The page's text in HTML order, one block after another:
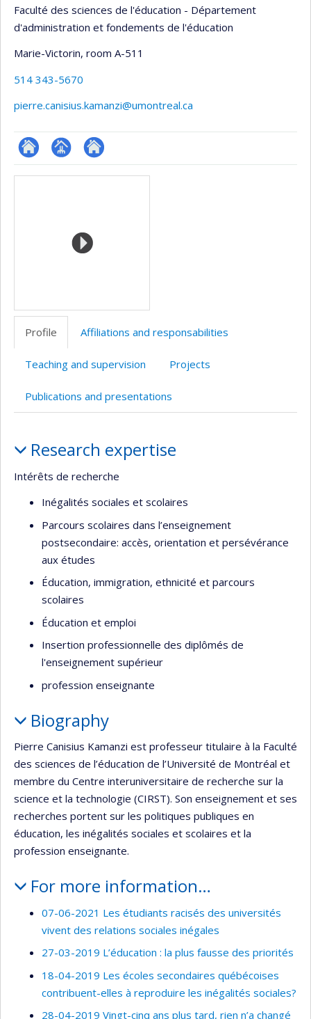
Faculté des sciences de l'éducation - Département
d'administration et fondements de l'éducation
Marie-Victorin, room A-511
514 343-5670
pierre.canisius.kamanzi@umontreal.ca
ResearchGate
Page Site
de
recherche
Media
Profile Affiliations and responsabilities
Teaching and supervision Projects
Publications and presentations
Research expertise
Intérêts de recherche
Inégalités sociales et scolaires
Parcours scolaires dans l’enseignement
postsecondaire: accès, orientation et persévérance
aux études
Éducation, immigration, ethnicité et parcours
scolaires
Éducation et emploi
Insertion professionnelle des diplômés de
l'enseignement supérieur
profession enseignante
Biography
Pierre Canisius Kamanzi est professeur titulaire à la Faculté
des sciences de l’éducation de l’Université de Montréal et
membre du Centre interuniversitaire de recherche sur la
science et la technologie (CIRST). Son enseignement et ses
recherches portent sur les politiques publiques en
éducation, les inégalités sociales et scolaires et la
profession enseignante.
For more information…
07-06-2021 Les étudiants racisés des universités
vivent des relations sociales inégales
27-03-2019 L’éducation : la plus fausse des priorités
18-04-2019 Les écoles secondaires québécoises
contribuent-elles à reproduire les inégalités sociales?
28-04-2019 Vingt-cinq ans plus tard, rien n’a changé